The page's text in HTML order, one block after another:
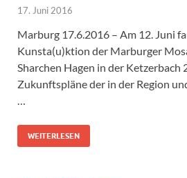
17. Juni 2016
Marburg 17.6.2016 – Am 12. Juni
Kunsta(u)ktion der Marburger
Sharchen Hagen in der Ketzerbach
Zukunftspläne der in der Region
WEITERLESEN